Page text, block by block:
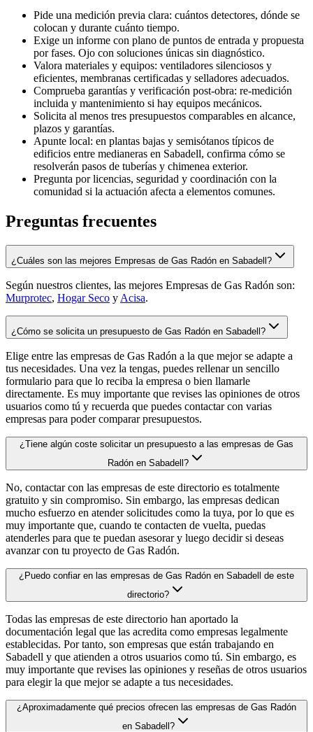
Pide una medición previa clara: cuántos detectores, dónde se
colocan y durante cuánto tiempo.
Exige un informe con plano de puntos de entrada y propuesta
por fases. Ojo con soluciones únicas sin diagnóstico.
Valora materiales y equipos: ventiladores silenciosos y
eficientes, membranas certificadas y selladores adecuados.
Comprueba garantías y verificación post-obra: re-medición
incluida y mantenimiento si hay equipos mecánicos.
Solicita al menos tres presupuestos comparables en alcance,
plazos y garantías.
Apunte local: en plantas bajas y semisótanos típicos de
edificios entre medianeras en Sabadell, confirma cómo se
resolverán pasos de tuberías y chimenea exterior.
Pregunta por licencias, seguridad y coordinación con la
comunidad si la actuación afecta a elementos comunes.
Preguntas frecuentes
¿Cuáles son las mejores Empresas de Gas Radón en Sabadell?
Según nuestros clientes, las mejores Empresas de Gas Radón son:
Murprotec, Hogar Seco y Acisa.
¿Cómo se solicita un presupuesto de Gas Radón en Sabadell?
Elige entre las empresas de Gas Radón a la que mejor se adapte a
tus necesidades. Una vez la tengas, puedes rellenar un sencillo
formulario para que lo reciba la empresa o bien llamarle
directamente. Es muy importante que revises las opiniones de otros
usuarios como tú y recuerda que puedes contactar con varias
empresas para poder comparar presupuestos.
¿Tiene algún coste solicitar un presupuesto a las empresas de Gas
Radón en Sabadell?
No, contactar con las empresas de este directorio es totalmente
gratuito y sin compromiso. Sin embargo, las empresas dedican
mucho esfuerzo en atender solicitudes como la tuya, por lo que es
muy importante que, cuando te contacten de vuelta, puedas
atenderles para que te puedan asesorar y luego decidir si deseas
avanzar con tu proyecto de Gas Radón.
¿Puedo confiar en las empresas de Gas Radón en Sabadell de este
directorio?
Todas las empresas de este directorio han aportado la
documentación legal que las acredita como empresas legalmente
establecidas. Por tanto, son empresas que están trabajando en
Sabadell y que atienden a otros usuarios como tú. Sin embargo, es
muy importante que revises las opiniones y reseñas de otros usuarios
para elegir la que mejor se adapte a tus necesidades.
¿Aproximadamente qué precios ofrecen las empresas de Gas Radón
en Sabadell?